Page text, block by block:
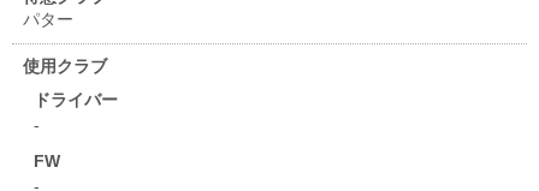
パター
使用クラブ
ドライバー
-
FW
-